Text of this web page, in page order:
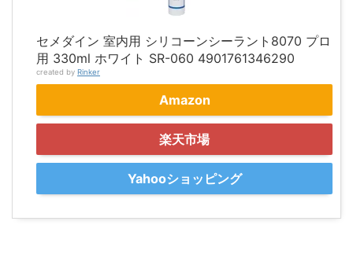
セメダイン 室内用 シリコーンシーラント8070 プロ
用 330ml ホワイト SR-060 4901761346290
created by Rinker
Amazon
楽天市場
Yahooショッピング